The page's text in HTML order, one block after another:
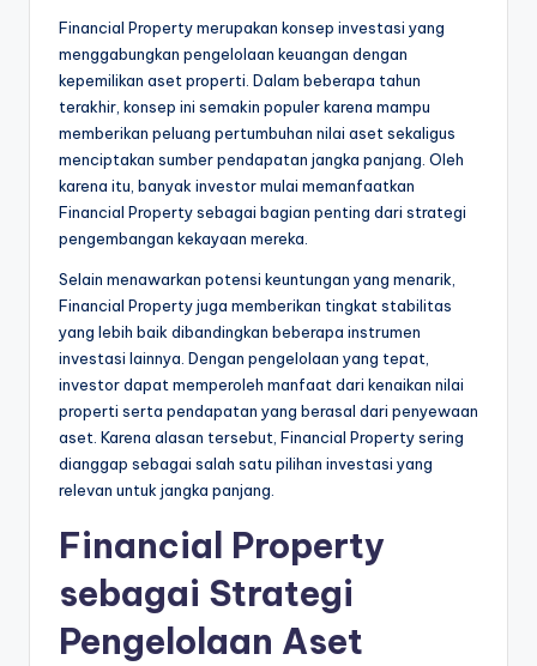
Financial Property merupakan konsep investasi yang
menggabungkan pengelolaan keuangan dengan
kepemilikan aset properti. Dalam beberapa tahun
terakhir, konsep ini semakin populer karena mampu
memberikan peluang pertumbuhan nilai aset sekaligus
menciptakan sumber pendapatan jangka panjang. Oleh
karena itu, banyak investor mulai memanfaatkan
Financial Property sebagai bagian penting dari strategi
pengembangan kekayaan mereka.
Selain menawarkan potensi keuntungan yang menarik,
Financial Property juga memberikan tingkat stabilitas
yang lebih baik dibandingkan beberapa instrumen
investasi lainnya. Dengan pengelolaan yang tepat,
investor dapat memperoleh manfaat dari kenaikan nilai
properti serta pendapatan yang berasal dari penyewaan
aset. Karena alasan tersebut, Financial Property sering
dianggap sebagai salah satu pilihan investasi yang
relevan untuk jangka panjang.
Financial Property
sebagai Strategi
Pengelolaan Aset